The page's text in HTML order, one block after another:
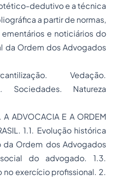
dedutivo e a técnica
a partir de normas,
e noticiários do
da Ordem dos Advogados
Vedação.
Sociedades. Natureza
A ADVOCACIA E A ORDEM
1.1. Evolução histórica
da Ordem dos Advogados
do advogado. 1.3.
exercício profissional. 2.